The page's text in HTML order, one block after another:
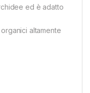
ed è adatto
altamente